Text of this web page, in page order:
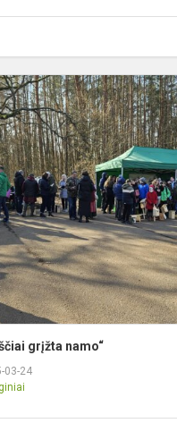
grįžta namo“
03-24